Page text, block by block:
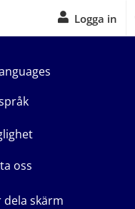
Logga in
oss
dela skärm